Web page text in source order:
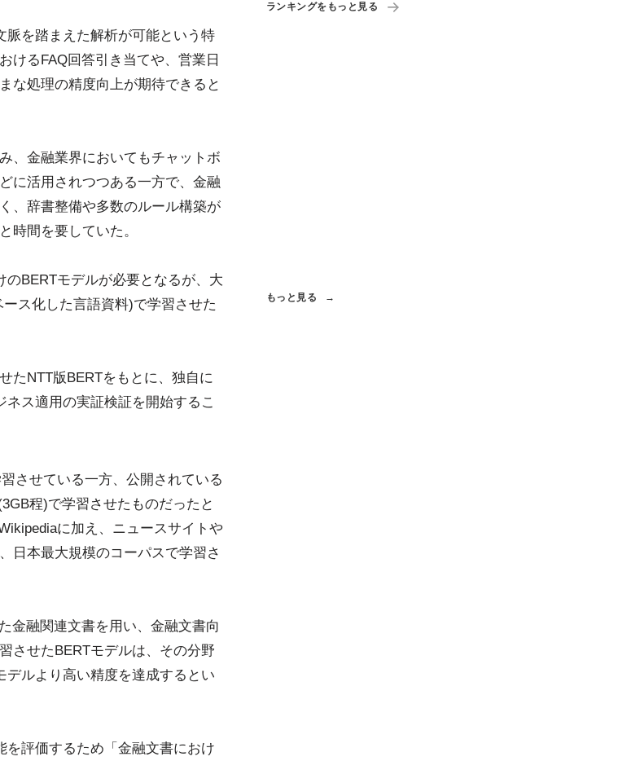
脈を踏まえた解析が可能という特
けるFAQ回答引き当てや、営業日
な処理の精度向上が期待できると
、金融業界においてもチャットボ
に活用されつつある一方で、金融
、辞書整備や多数のルール構築が
時間を要していた。
BERTモデルが必要となるが、大
ス化した言語資料)で学習させた
たNTT版BERTをもとに、独自に
ス適用の実証検証を開始するこ
させている一方、公開されている
程)で学習させたものだったと
に加え、ニュースサイトや
日本最大規模のコーパスで学習さ
金融関連文書を用い、金融文書向
させたBERTモデルは、その分野
ルより高い精度を達成するとい
評価するため「金融文書におけ
ランキングをもっと見る
もっと見る